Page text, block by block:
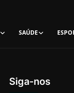
SAÚDE
Siga-nos